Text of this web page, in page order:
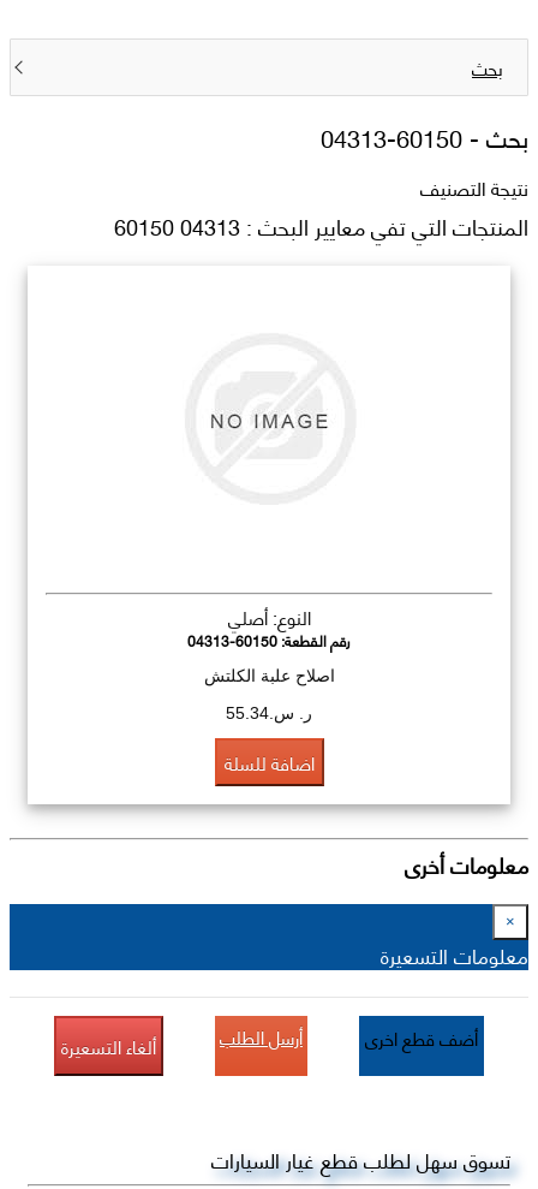
بحث
بحث -04313-60150
نتيجة التصنيف
المنتجات التي تفي معايير البحث : 04313 60150
النوع: أصلي
رقم القطعة:04313-60150
اصلاح علبة الكلتش
ر. س.55.34
اضافة للسلة
معلومات أخرى
×
معلومات التسعيرة
أضف قطع اخرى أرسل الطلب ألغاء التسعيرة
تسوق سهل لطلب قطع غيار السيارات